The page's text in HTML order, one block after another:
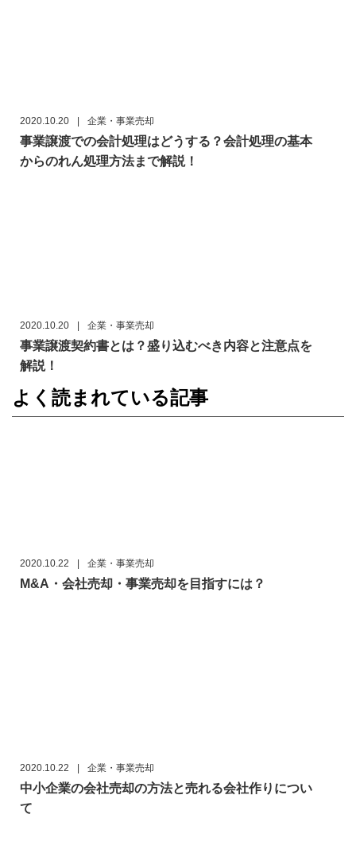
2020.10.20 企業・事業売却
事業譲渡での会計処理はどうする？会計処理の基本
からのれん処理方法まで解説！
2020.10.20 企業・事業売却
事業譲渡契約書とは？盛り込むべき内容と注意点を
解説！
よく読まれている記事
2020.10.22 企業・事業売却
M&A・会社売却・事業売却を目指すには？
2020.10.22 企業・事業売却
中小企業の会社売却の方法と売れる会社作りについ
て